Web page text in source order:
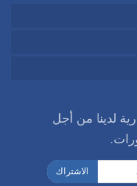
لدينا من أجل
الاشتراك